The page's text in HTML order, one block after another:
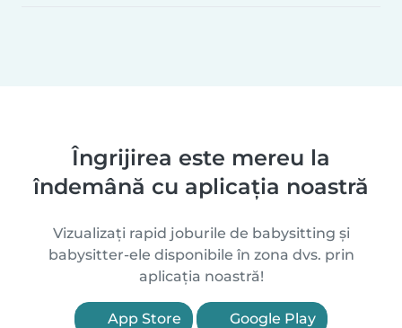
Îngrijirea este mereu la
îndemână cu aplicația noastră
Vizualizați rapid joburile de babysitting și
babysitter-ele disponibile în zona dvs. prin
aplicația noastră!
App Store Google Play